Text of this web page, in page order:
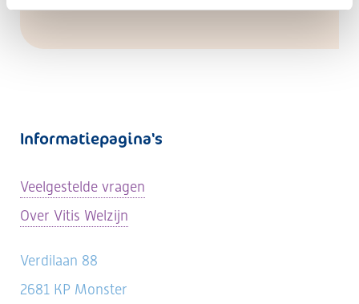
Informatiepagina's
Veelgestelde vragen
Over Vitis Welzijn
Verdilaan 88
2681 KP Monster